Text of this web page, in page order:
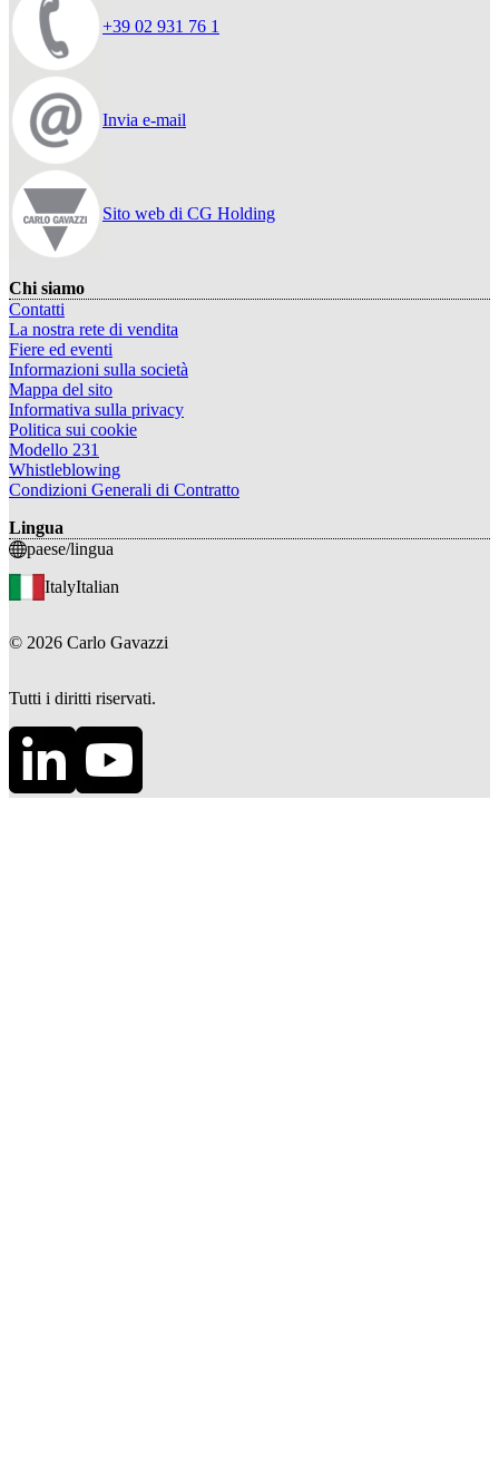
+39 02 931 76 1
Invia e-mail
Sito web di CG Holding
Chi siamo
Contatti
La nostra rete di vendita
Fiere ed eventi
Informazioni sulla società
Mappa del sito
Informativa sulla privacy
Politica sui cookie
Modello 231
Whistleblowing
Condizioni Generali di Contratto
Lingua
paese/lingua
ItalyItalian
© 2026 Carlo Gavazzi
Tutti i diritti riservati.